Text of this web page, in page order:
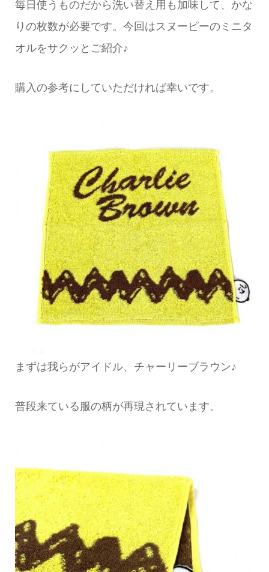
毎日使うものだから洗い替え用も加味して、かな
りの枚数が必要です。今回はスヌーピーのミニタ
オルをサクッとご紹介♪
購入の参考にしていただければ幸いです。
まずは我らがアイドル、チャーリーブラウン♪
普段来ている服の柄が再現されています。